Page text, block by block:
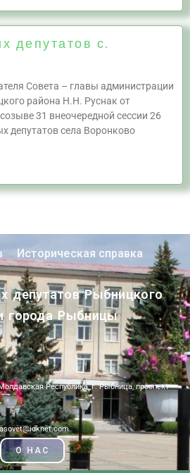
депутатов с.
Совета – главы администрации
района Н.Н. Руснак от
31 внеочередной сессии 26
депутатов села Воронково
Историческая справка
депутатов Рыбницкого
города Рыбницы
Республика, г. Рыбница, проспект
О НАС